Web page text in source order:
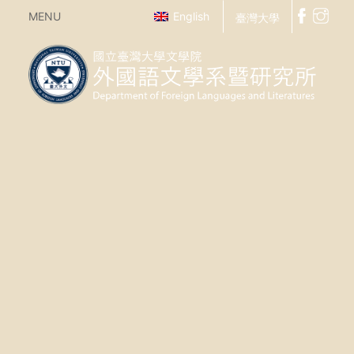
MENU English 臺灣大學